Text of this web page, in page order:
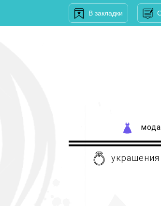
В закладки
мода
украшения